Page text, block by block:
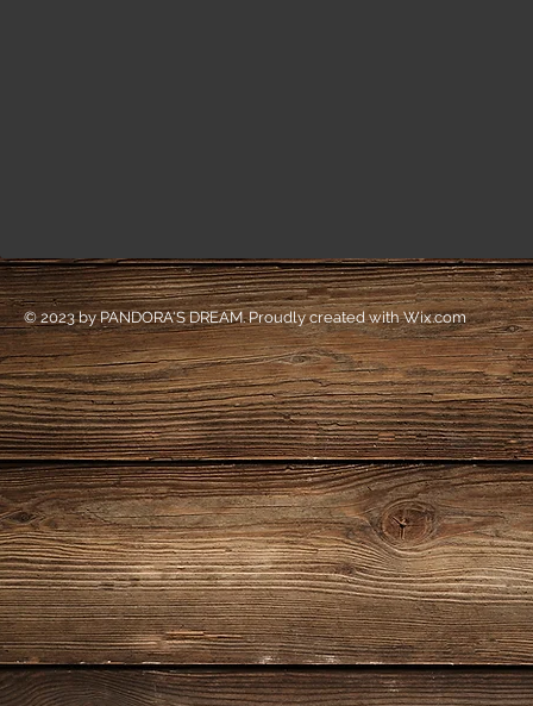
© 2023 by PANDORA'S DREAM. Proudly created withWix.com